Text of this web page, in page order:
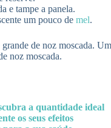
e tampe a panela.
um pouco de mel.
de noz moscada.
noz moscada.
a quantidade ideal
os seus efeitos